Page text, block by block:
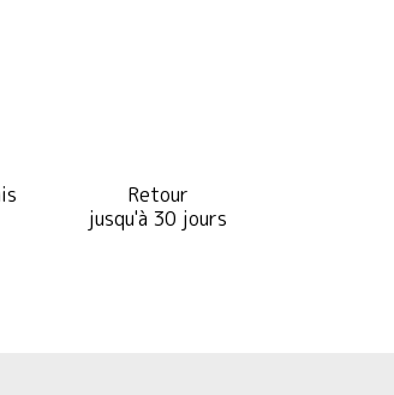
Retour
jusqu'à 30 jours